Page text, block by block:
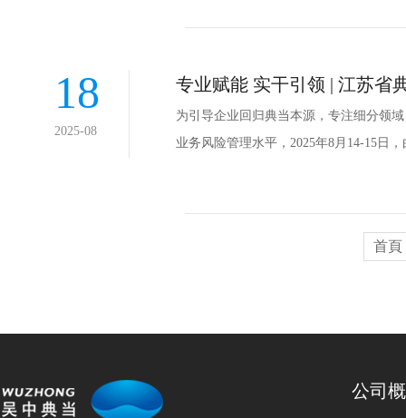
18
2025-08
专业赋能 实干引领 | 江苏省
为引导企业回归典当本源，专注细分领
业务风险管理水平，2025年8月14-15日
首頁
公司